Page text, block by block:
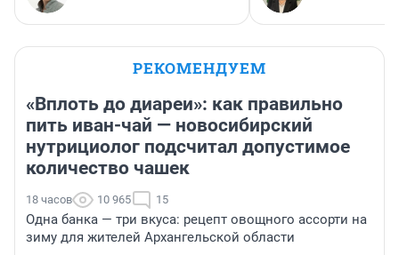
РЕКОМЕНДУЕМ
«Вплоть до диареи»: как правильно
пить иван-чай — новосибирский
нутрициолог подсчитал допустимое
количество чашек
18 часов 10 965 15
Одна банка — три вкуса: рецепт овощного ассорти на
зиму для жителей Архангельской области